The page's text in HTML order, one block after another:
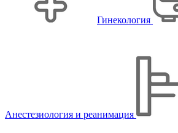
Гинекология
Анестезиология и реанимация